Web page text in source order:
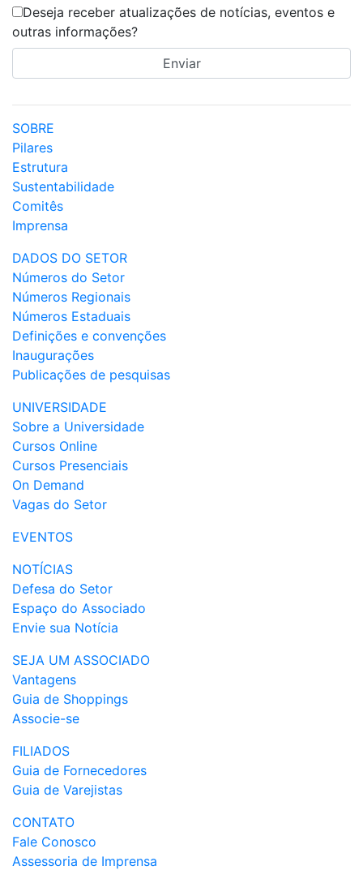
Deseja receber atualizações de notícias, eventos e
outras informações?
SOBRE
Pilares
Estrutura
Sustentabilidade
Comitês
Imprensa
DADOS DO SETOR
Números do Setor
Números Regionais
Números Estaduais
Definições e convenções
Inaugurações
Publicações de pesquisas
UNIVERSIDADE
Sobre a Universidade
Cursos Online
Cursos Presenciais
On Demand
Vagas do Setor
EVENTOS
NOTÍCIAS
Defesa do Setor
Espaço do Associado
Envie sua Notícia
SEJA UM ASSOCIADO
Vantagens
Guia de Shoppings
Associe-se
FILIADOS
Guia de Fornecedores
Guia de Varejistas
CONTATO
Fale Conosco
Assessoria de Imprensa